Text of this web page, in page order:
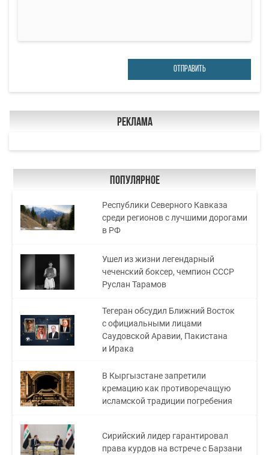
ОТПРАВИТЬ
Реклама
Популярное
Республики Северного Кавказа
среди регионов с лучшими дорогами
в РФ
Ушел из жизни легендарный
чеченский боксер, чемпион СССР
Руслан Тарамов
Тегеран обсудил Ближний Восток
с официальными лицами
Саудовской Аравии, Пакистана
и Ирака
В Кыргызстане запретили
кремацию как противоречащую
исламской традиции погребения
Сирийский лидер гарантировал
права курдов на встрече с Барзани